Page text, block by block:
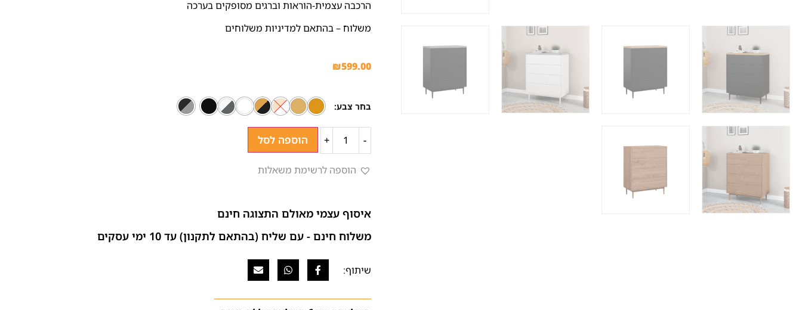
הרכבה עצמית-הוראות וברגים מסופקים בערכה
משלוח – בהתאם למדיניות משלוחים
₪599.00
בחר צבע
-
+ הוספה לסל
הוספה לרשימת משאלות
איסוף עצמי מאולם התצוגה חינם
משלוח חינם - עם שליח (בהתאם לתקנון) עד 10 ימי עסקים